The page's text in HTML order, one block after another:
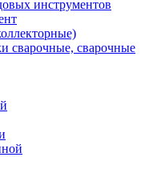
инструментов
сварочные, сварочные